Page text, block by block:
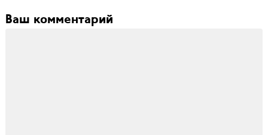
Ваш комментарий